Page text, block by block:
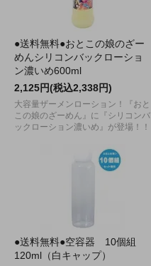
●送料無料●おとこの娘のざー
めんシリコンバックローショ
ン濃いめ600ml
2,125円(税込2,338円)
大容量ザーメンローション！『おと
この娘のざーめん』に『シリコンバ
ックローション濃いめ』が登場！！
●送料無料●空容器 10個組
120ml（白キャップ）